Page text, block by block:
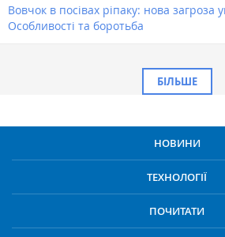
Вовчок в посівах ріпаку: нова загроза
Особливості та боротьба
БІЛЬШЕ
НОВИНИ
ТЕХНОЛОГІЇ
ПОЧИТАТИ